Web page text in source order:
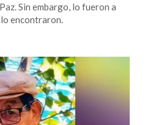
Sin embargo, lo fueron a
encontraron.